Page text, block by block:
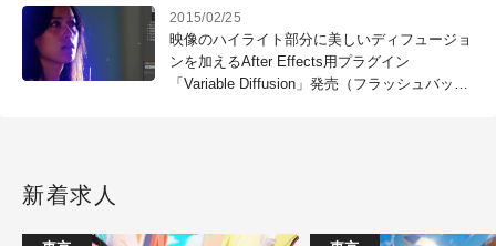
2015/02/25
映像のハイライト部分に美しいディフュージョ
ンを加えるAfter Effects用プラグイン
「Variable Diffusion」発売（フラッシュバック
新着求人